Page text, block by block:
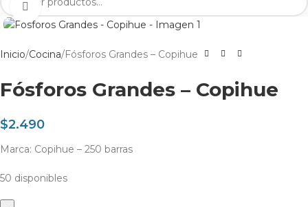
Clic para agrandar
Inicio Cocina Fósforos Grandes – Copihue
Fósforos Grandes – Copihue
$2.490
Marca: Copihue – 250 barras
50 disponibles